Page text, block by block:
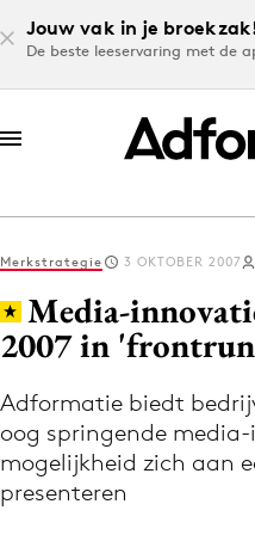
Jouw vak in je
De beste leeservaring met de
Log in
Volg het laatste
Merkstrategie 3 OKTOBER 2007
Media-
2007 in
Adformatie biedt
oog springende
mogelijkheid zich aan
presenteren